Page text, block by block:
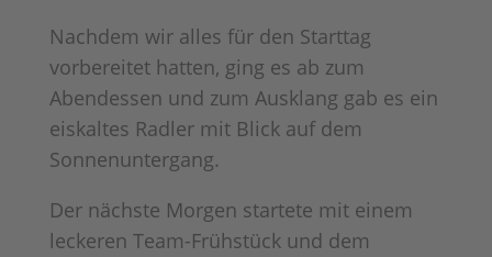
Nachdem wir alles für den Starttag
vorbereitet hatten, ging es ab zum
Abendessen und zum Ausklang gab es ein
eiskaltes Radler mit Blick auf dem
Sonnenuntergang.
Der nächste Morgen startete mit einem
leckeren Team-Frühstück und dem